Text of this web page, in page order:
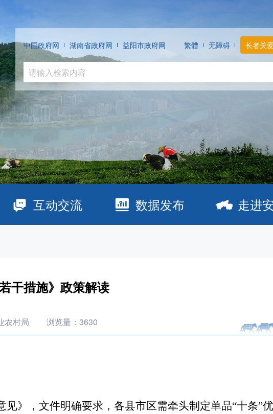
中国政府网 湖南省政府网 益阳市政府网 繁體 无障碍 长者关
互动交流 数据发布 走进
干措施》政策解读
农村局 浏览量： 3630
见》，文件明确要求，各县市区需牵头制定单品“十条”